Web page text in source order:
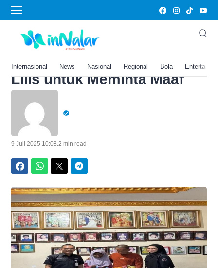
Internasional News Nasional Regional Bola
Home›
Komplain di Sosmed Viral,
Pihak Transmart Carrefour
Lampung Datangi Rumah
Lilis untuk Meminta Maaf
9 Juli 2025 10:08.2 min read